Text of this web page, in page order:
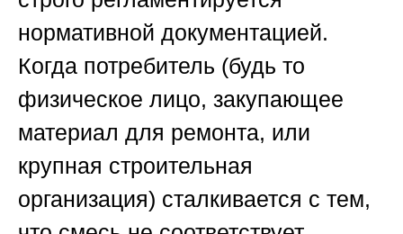
нормативной документацией.
Когда потребитель (будь то
физическое лицо, закупающее
материал для ремонта, или
крупная строительная
организация) сталкивается с тем,